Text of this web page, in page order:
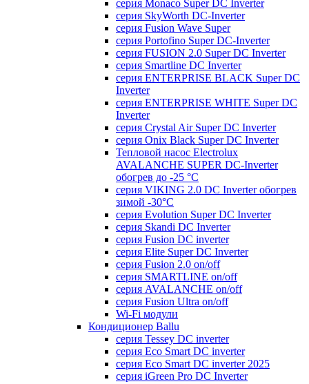
серия Monaco Super DC Inverter
серия SkyWorth DC-Inverter
серия Fusion Wave Super
серия Portofino Super DC-Inverter
серия FUSION 2.0 Super DC Іnverter
серия Smartline DC Inverter
серия ENTERPRISE BLACK Super DC
Inverter
серия ENTERPRISE WHITE Super DC
Inverter
серия Crystal Air Super DC Inverter
серия Onix Black Super DC Inverter
Тепловой насос Electrolux
AVALANCHE SUPER DC-Inverter
обогрев до -25 °С
серия VIKING 2.0 DC Inverter обогрев
зимой -30°С
серия Evolution Super DC Inverter
серия Skandi DC Inverter
серия Fusion DC inverter
серия Elite Super DC Inverter
серия Fusion 2.0 on/off
серия SMARTLINE on/off
серия AVALANCHE on/off
серия Fusion Ultra on/off
Wi-Fi модули
Кондиционер Ballu
серия Tessey DC inverter
серия Eco Smart DC inverter
серия Eco Smart DC inverter 2025
серия iGreen Pro DC Inverter